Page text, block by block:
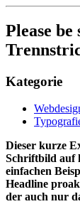
Please be
Trenn­
Kategorie
Dieser kurze
Schriftbild auf
einfachen
Headline
der auch nur